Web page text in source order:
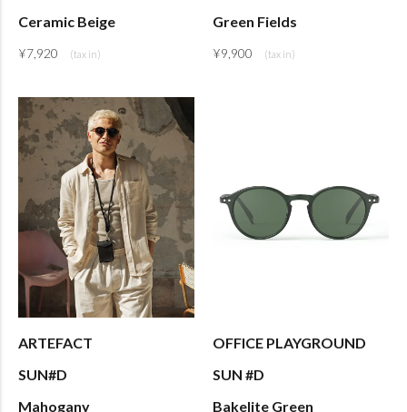
Ceramic Beige
¥7,920
Green Fields
¥9,900
ARTEFACT
SUN#D
Mahogany
OFFICE PLAYGROUND
SUN #D
Bakelite Green